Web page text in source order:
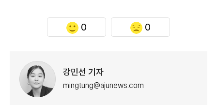
0 0
강민선 기자
mingtung@ajunews.com